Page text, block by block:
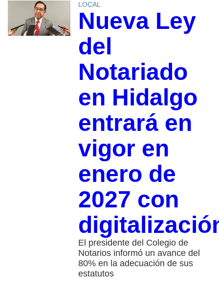
LOCAL
Nueva Ley
del
Notariado
en Hidalgo
entrará en
vigor en
enero de
2027 con
El presidente del Colegio de
Notarios informó un avance del
80% en la adecuación de sus
estatutos